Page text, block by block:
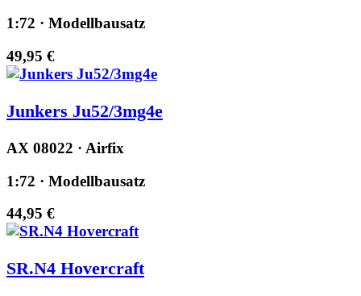
1:72 · Modellbausatz
49,95 €
Junkers Ju52/3mg4e
AX 08022 · Airfix
1:72 · Modellbausatz
44,95 €
SR.N4 Hovercraft